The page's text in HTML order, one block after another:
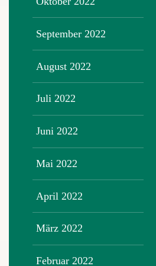
September 2022
August 2022
Juli 2022
Juni 2022
Mai 2022
April 2022
März 2022
Februar 2022